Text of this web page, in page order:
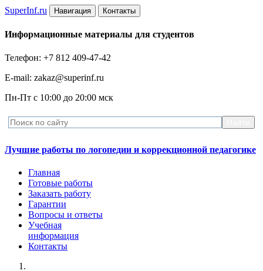
SuperInf.ru Навигация Контакты
Информационные материалы для студентов
Телефон: +7 812 409-47-42
E-mail: zakaz@superinf.ru
Пн-Пт с 10:00 до 20:00 мск
Лучшие работы по логопедии и коррекционной педагогике
Главная
Готовые работы
Заказать работу
Гарантии
Вопросы и ответы
Учебная
информация
Контакты